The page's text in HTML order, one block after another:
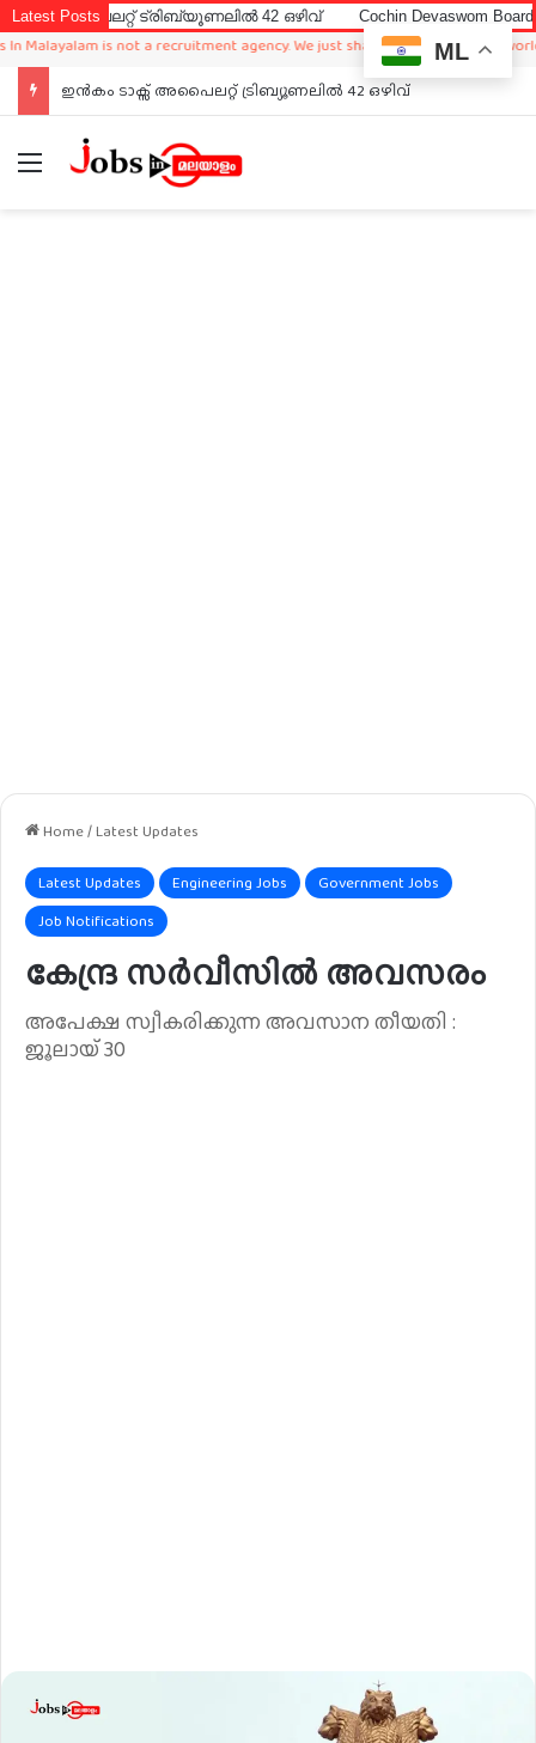
Latest Posts
ട്രിബ്യൂണലിൽ 42 ഒഴിവ് Cochin Devaswom Board LD Clerk
is not a recruitment agency. We just sharing available job in
ഇൻകം ടാക്സ് അപൈലറ്റ് ട്രിബ്യൂണലിൽ 42 ഒഴിവ്
Menu
Home/Latest Updates
Latest Updates Engineering Jobs
Government Jobs
Job Notifications
കേന്ദ്ര സർവീസിൽ അവസരം
അപേക്ഷ സ്വീകരിക്കുന്ന അവസാന തീയതി :
ജൂലായ് 30
ML